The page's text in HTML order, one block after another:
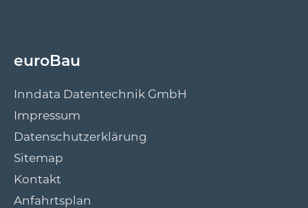
euroBau
Inndata Datentechnik GmbH
Impressum
Datenschutzerklärung
Sitemap
Kontakt
Anfahrtsplan